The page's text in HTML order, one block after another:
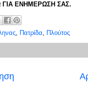
ΕΝΗΜΕΡΩΣΗ ΣΑΣ.
, Πατρίδα, Πλούτος